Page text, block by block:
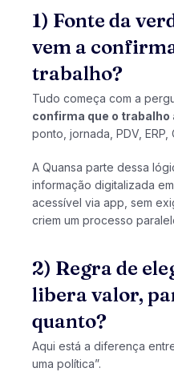
1) Fonte da
vem a
trabalho?
Tudo começa com a
confirma que o trabalho
ponto, jornada, PDV,
A Quansa parte dessa
informação digitalizada
acessível via app, sem
criem um processo
2) Regra de
libera valor,
quanto?
Aqui está a diferença
uma política”.